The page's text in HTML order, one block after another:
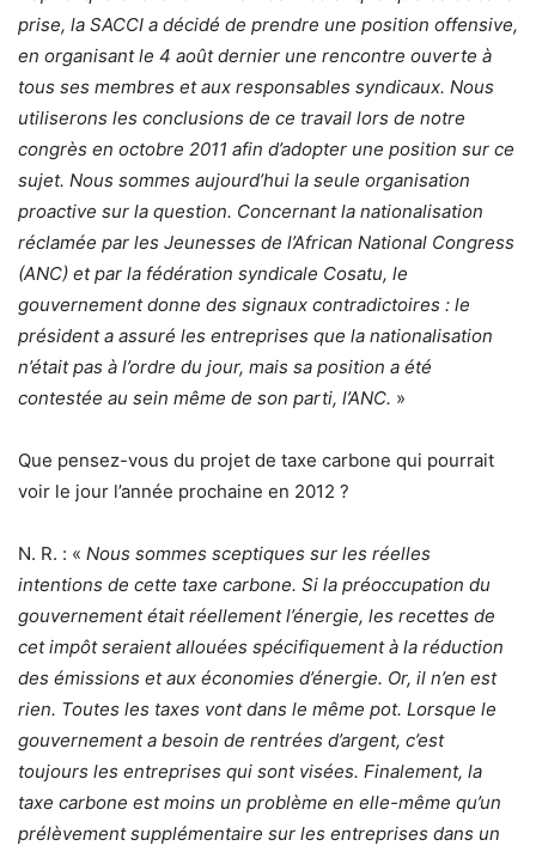
prise, la SACCI a décidé de prendre une position offensive,
en organisant le 4 août dernier une rencontre ouverte à
tous ses membres et aux responsables syndicaux. Nous
utiliserons les conclusions de ce travail lors de notre
congrès en octobre 2011 afin d’adopter une position sur ce
sujet. Nous sommes aujourd’hui la seule organisation
proactive sur la question. Concernant la nationalisation
réclamée par les Jeunesses de l’African National Congress
(ANC) et par la fédération syndicale Cosatu, le
gouvernement donne des signaux contradictoires : le
président a assuré les entreprises que la nationalisation
n’était pas à l’ordre du jour, mais sa position a été
contestée au sein même de son parti, l’ANC. »
Que pensez-vous du projet de taxe carbone qui pourrait
voir le jour l’année prochaine en 2012 ?
N. R. : « Nous sommes sceptiques sur les réelles
intentions de cette taxe carbone. Si la préoccupation du
gouvernement était réellement l’énergie, les recettes de
cet impôt seraient allouées spécifiquement à la réduction
des émissions et aux économies d’énergie. Or, il n’en est
rien. Toutes les taxes vont dans le même pot. Lorsque le
gouvernement a besoin de rentrées d’argent, c’est
toujours les entreprises qui sont visées. Finalement, la
taxe carbone est moins un problème en elle-même qu’un
prélèvement supplémentaire sur les entreprises dans un